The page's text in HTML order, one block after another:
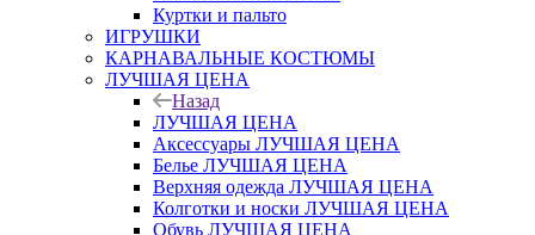
Куртки и пальто
ИГРУШКИ
КАРНАВАЛЬНЫЕ КОСТЮМЫ
ЛУЧШАЯ ЦЕНА
Назад
ЛУЧШАЯ ЦЕНА
Аксессуары ЛУЧШАЯ ЦЕНА
Белье ЛУЧШАЯ ЦЕНА
Верхняя одежда ЛУЧШАЯ ЦЕНА
Колготки и носки ЛУЧШАЯ ЦЕНА
Обувь ЛУЧШАЯ ЦЕНА